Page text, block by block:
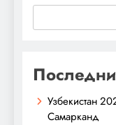
Узбекистан
Самарканд